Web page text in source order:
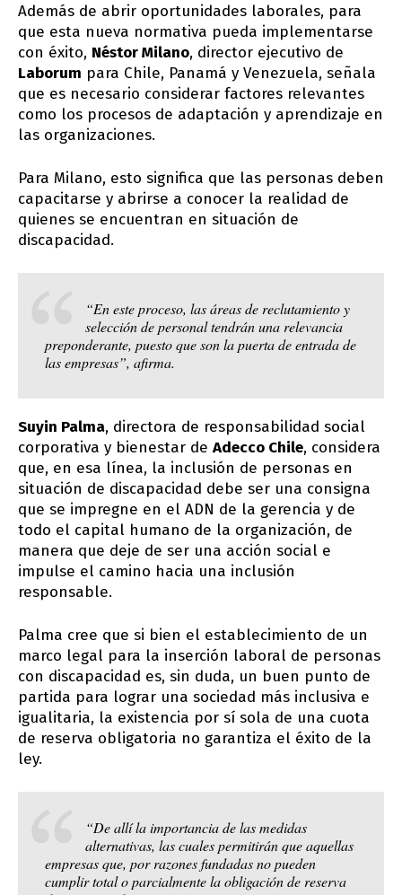
Además de abrir oportunidades laborales, para
que esta nueva normativa pueda implementarse
con éxito, Néstor Milano, director ejecutivo de
Laborum para Chile, Panamá y Venezuela, señala
que es necesario considerar factores relevantes
como los procesos de adaptación y aprendizaje en
las organizaciones.
Para Milano, esto significa que las personas deben
capacitarse y abrirse a conocer la realidad de
quienes se encuentran en situación de
discapacidad.
“En este proceso, las áreas de reclutamiento y
selección de personal tendrán una relevancia
preponderante, puesto que son la puerta de entrada de
las empresas”, afirma.
Suyin Palma, directora de responsabilidad social
corporativa y bienestar de Adecco Chile, considera
que, en esa línea, la inclusión de personas en
situación de discapacidad debe ser una consigna
que se impregne en el ADN de la gerencia y de
todo el capital humano de la organización, de
manera que deje de ser una acción social e
impulse el camino hacia una inclusión
responsable.
Palma cree que si bien el establecimiento de un
marco legal para la inserción laboral de personas
con discapacidad es, sin duda, un buen punto de
partida para lograr una sociedad más inclusiva e
igualitaria, la existencia por sí sola de una cuota
de reserva obligatoria no garantiza el éxito de la
ley.
“De allí la importancia de las medidas
alternativas, las cuales permitirán que aquellas
empresas que, por razones fundadas no pueden
cumplir total o parcialmente la obligación de reserva